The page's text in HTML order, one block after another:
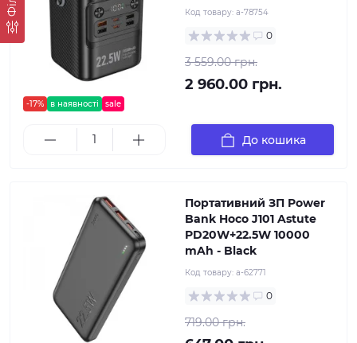
-17% в наявності sale
Код товару: a-78754
0
3 559.00 грн.
2 960.00 грн.
До кошика
Портативний ЗП Power
Bank Hoco J101 Astute
PD20W+22.5W 10000
mAh - Black
Код товару: a-62771
0
719.00 грн.